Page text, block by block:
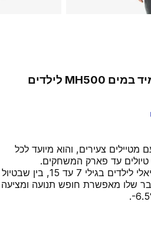
מטיילים צעירים, והוא מיועד לכל
טיולים עד פארק המשחקים.
מעיל קצר עמיד במים זה אידיאלי לילדים בגילי 7 עד 15, בין שבטיול
שלו מאפשרת חופש תנועה ומציעה